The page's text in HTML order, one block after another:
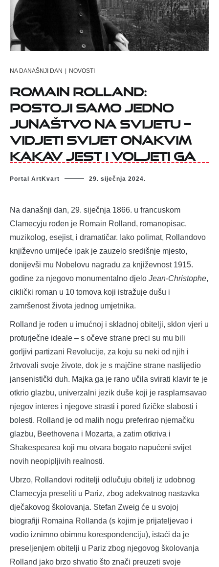
NA DANAŠNJI DAN | NOVOSTI
Romain Rolland:
Postoji samo jedno
junaštvo na svijetu –
vidjeti svijet onakvim
kakav jest i voljeti ga
Portal ArtKvart 29. siječnja 2024.
Na današnji dan, 29. siječnja 1866. u francuskom
Clamecyju rođen je Romain Rolland, romanopisac,
muzikolog, esejist, i dramatičar. Iako polimat, Rollandovo
književno umijeće ipak je zauzelo središnje mjesto,
donijevši mu Nobelovu nagradu za književnost 1915.
godine za njegovo monumentalno djelo Jean-Christophe,
ciklički roman u 10 tomova koji istražuje dušu i
zamršenost života jednog umjetnika.
Rolland je rođen u imućnoj i skladnoj obitelji, sklon vjeri u
proturječne ideale – s očeve strane preci su mu bili
gorljivi partizani Revolucije, za koju su neki od njih i
žrtvovali svoje živote, dok je s majčine strane naslijedio
jansenistički duh. Majka ga je rano učila svirati klavir te je
otkrio glazbu, univerzalni jezik duše koji je rasplamsavao
njegov interes i njegove strasti i pored fizičke slabosti i
bolesti. Rolland je od malih nogu preferirao njemačku
glazbu, Beethovena i Mozarta, a zatim otkriva i
Shakespearea koji mu otvara bogato napućeni svijet
novih neopipljivih realnosti.
Ubrzo, Rollandovi roditelji odlučuju obitelj iz udobnog
Clamecyja preseliti u Pariz, zbog adekvatnog nastavka
dječakovog školovanja. Stefan Zweig će u svojoj
biografiji Romaina Rollanda (s kojim je prijateljevao i
vodio iznimno obimnu korespondenciju), istaći da je
preseljenjem obitelji u Pariz zbog njegovog školovanja
Rolland jako brzo shvatio što znači preuzeti svoje